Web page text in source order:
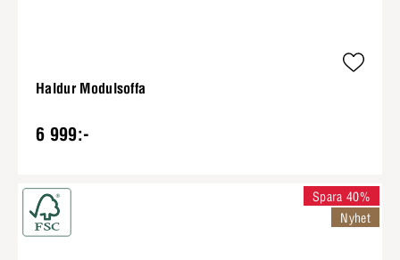
Haldur Modulsoffa
6 999:-
Spara 40%
Nyhet